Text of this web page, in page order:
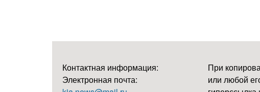
Контактная информация:
Электронная почта:
При
или любой